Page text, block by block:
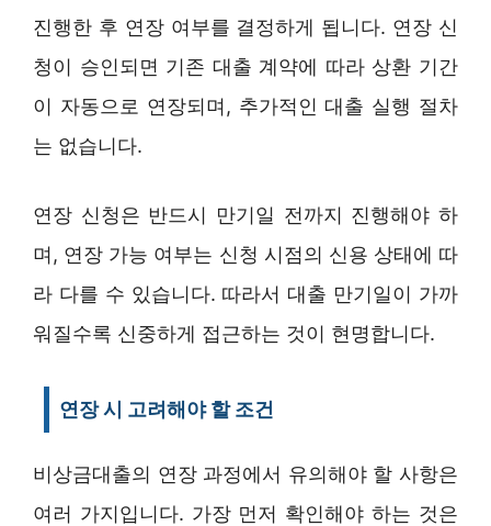
진행한 후 연장 여부를 결정하게 됩니다. 연장 신
청이 승인되면 기존 대출 계약에 따라 상환 기간
이 자동으로 연장되며, 추가적인 대출 실행 절차
는 없습니다.
연장 신청은 반드시 만기일 전까지 진행해야 하
며, 연장 가능 여부는 신청 시점의 신용 상태에 따
라 다를 수 있습니다. 따라서 대출 만기일이 가까
워질수록 신중하게 접근하는 것이 현명합니다.
연장 시 고려해야 할 조건
비상금대출의 연장 과정에서 유의해야 할 사항은
여러 가지입니다. 가장 먼저 확인해야 하는 것은